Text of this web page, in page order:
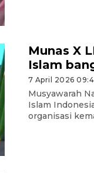
Munas X
Islam
7 April 2026
Musyawarah
Islam
organisasi